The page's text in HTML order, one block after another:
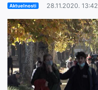
Aktuelnosti 28.11.2020. 13:42